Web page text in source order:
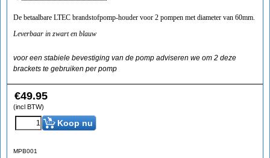
De betaalbare LTEC brandstofpomp-houder voor 2 pompen met diameter van 60mm.
Leverbaar in zwart en blauw
voor een stabiele bevestiging van de pomp adviseren we om 2 deze
brackets te gebruiken per pomp
€49.95
(incl BTW)
Koop nu
MPB001